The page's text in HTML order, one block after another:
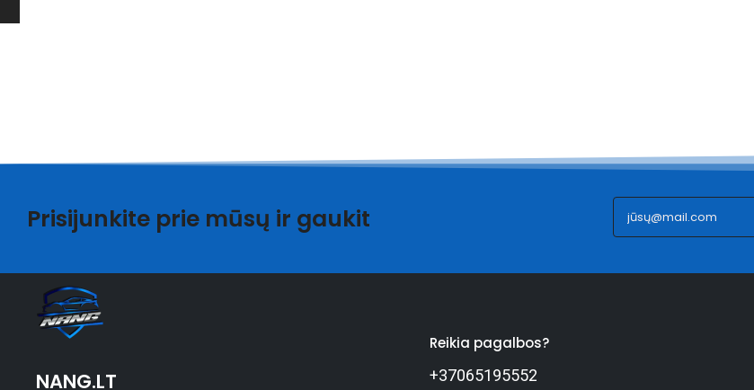
Prisijunkite prie mūsų ir gaukit
NANG.LT
Reikia pagalbos?
+37065195552